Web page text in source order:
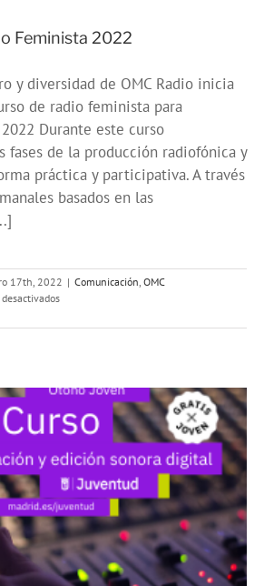
Feminista 2022
y diversidad de OMC Radio inicia
de radio feminista para
Durante este curso
fases de la producción radiofónica y
práctica y participativa. A través
basados en las
17th, 2022 | Comunicación OMC
en
de